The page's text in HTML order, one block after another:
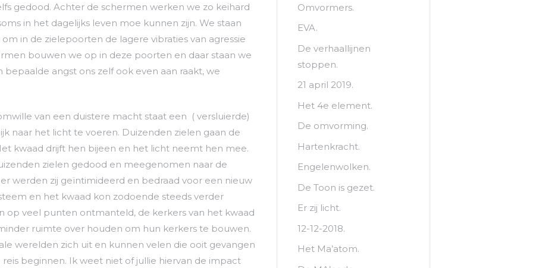
gedood. Achter de schermen werken we zo keihard
in het dagelijks leven moe kunnen zijn. We staan
in de zielepoorten de lagere vibraties van agressie
bouwen we op in deze poorten en daar staan we
angst ons zelf ook even aan raakt, we
van een duistere macht staat een ( versluierde)
naar het licht te voeren. Duizenden zielen gaan de
kwaad drijft hen bijeen en het licht neemt hen mee.
zielen gedood en meegenomen naar de
werden zij geïntimideerd en bedraad voor een nieuw
en het kwaad kon zodoende steeds verder
op veel punten ontmanteld, de kerkers van het kwaad
ruimte over houden om hun kerkers te bouwen.
werelden zich uit en kunnen velen die ooit gevangen
beginnen. Ik weet niet of jullie hiervan de impact
Omvormers.
EVA.
De verhaallijnen
stoppen.
21 april 2019.
Het 4e element.
De omvorming.
Hartenkracht.
Engelenwolken.
De Toon is gezet.
Er zij licht.
12-12-2018.
Het Ma’atom.